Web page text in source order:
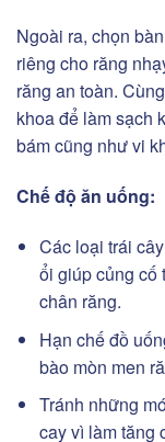
Ngoài ra, chọn
riêng cho răng
răng an toàn.
khoa để làm sạch
bám cũng như vi
Chế độ ăn uống:
Các loại trái
ổi giúp củng cố
chân răng.
Hạn chế đồ
bào mòn men
Tránh những
cay vì làm tăng